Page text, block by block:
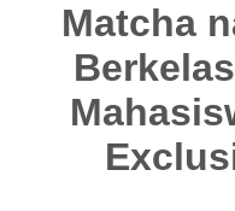
Matcha